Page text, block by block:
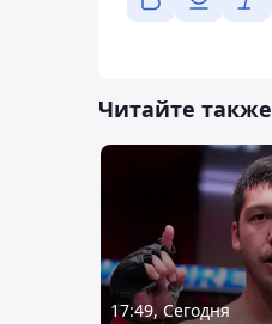
Читайте также
17:49, Сегодня